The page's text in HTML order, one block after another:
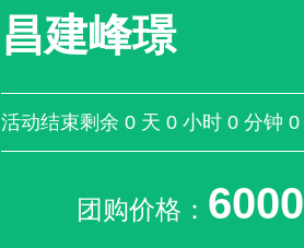
昌建峰璟
活动结束剩余 0 天 0 小时 0 分钟 0
团购价格： 6000